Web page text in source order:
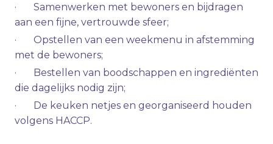
· Samenwerken met bewoners en bijdragen
aan een fijne, vertrouwde sfeer;
· Opstellen van een weekmenu in afstemming
met de bewoners;
· Bestellen van boodschappen en ingrediënten
die dagelijks nodig zijn;
· De keuken netjes en georganiseerd houden
volgens HACCP.